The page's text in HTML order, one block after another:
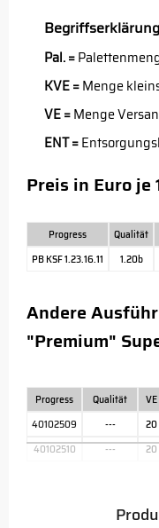
Begriffserklärung
Pal. =
KVE =Menge
VE =Menge
ENT =
Preis in Euro je
Progress
Qualität
PB KSF 1.23.16.11
1.20b
Andere
"Premium"
Progress
Qualität VE
40102509
--- 20
40102510
--- 20